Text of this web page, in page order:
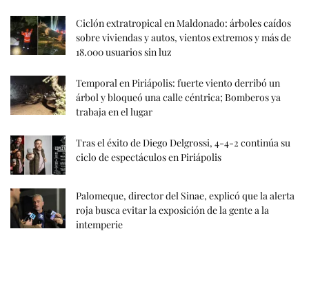
Ciclón extratropical en Maldonado: árboles caídos
sobre viviendas y autos, vientos extremos y más de
18.000 usuarios sin luz
Temporal en Piriápolis: fuerte viento derribó un
árbol y bloqueó una calle céntrica; Bomberos ya
trabaja en el lugar
Tras el éxito de Diego Delgrossi, 4-4-2 continúa su
ciclo de espectáculos en Piriápolis
Palomeque, director del Sinae, explicó que la alerta
roja busca evitar la exposición de la gente a la
intemperie